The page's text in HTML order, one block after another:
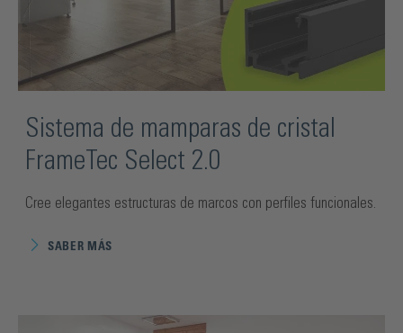
Sistema de mamparas de cristal
FrameTec Select 2.0
Cree elegantes estructuras de marcos con perfiles funcionales.
SABER MÁS